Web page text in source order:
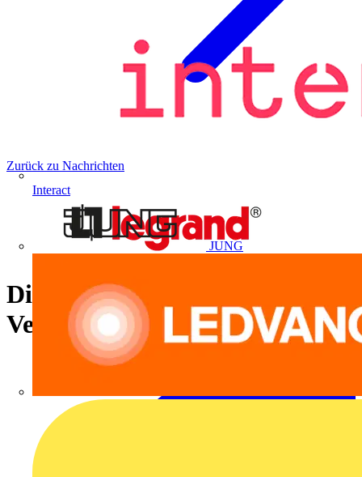
Interact
JUNG
Zurück zu Nachrichten
Die neuen Legrand
Verteilereinbaugeräte TX³